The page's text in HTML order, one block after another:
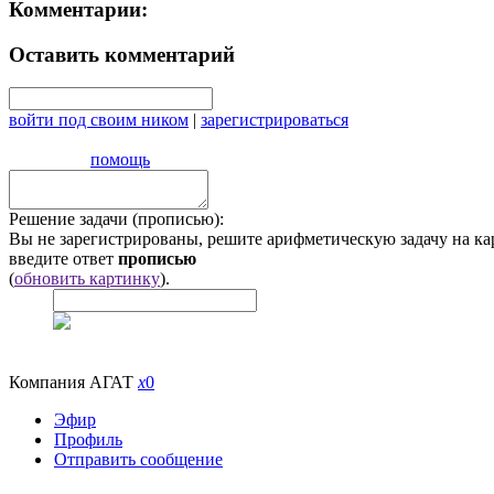
Комментарии:
Оставить комментарий
войти под своим ником зарегистрироваться
помощь
Решение задачи (прописью):
Вы не зарегистрированы, решите арифметическую задачу на
введите ответ прописью
(обновить картинку).
Компания АГАТx0
Эфир
Профиль
Отправить сообщение